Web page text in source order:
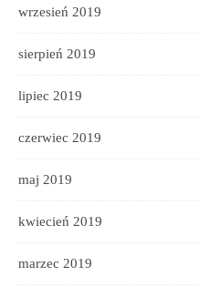
wrzesień 2019
sierpień 2019
lipiec 2019
czerwiec 2019
maj 2019
kwiecień 2019
marzec 2019